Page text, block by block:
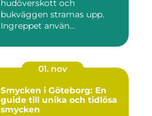
hudöverskott och
bukväggen stramas upp.
Ingreppet använ...
01. nov
Smycken i Göteborg: En
guide till unika och tidlösa
smycken